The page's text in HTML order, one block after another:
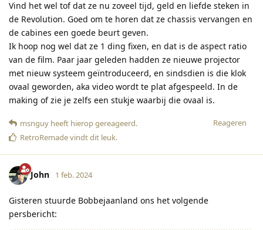
Vind het wel tof dat ze nu zoveel tijd, geld en liefde steken in
de Revolution. Goed om te horen dat ze chassis vervangen en
de cabines een goede beurt geven.
Ik hoop nog wel dat ze 1 ding fixen, en dat is de aspect ratio
van de film. Paar jaar geleden hadden ze nieuwe projector
met nieuw systeem geïntroduceerd, en sindsdien is die klok
ovaal geworden, aka video wordt te plat afgespeeld. In de
making of zie je zelfs een stukje waarbij die ovaal is.
Reageren
msnguy heeft hierop gereageerd.
RetroRemadevindt dit leuk.
John 1 feb. 2024
Gisteren stuurde Bobbejaanland ons het volgende
persbericht: